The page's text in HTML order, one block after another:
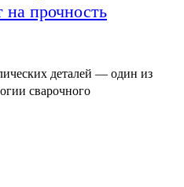
на прочность
деталей — один из
сварочного